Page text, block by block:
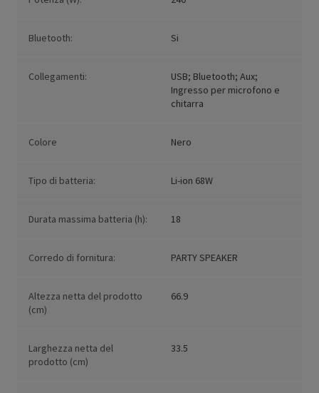
Bluetooth: Si
Collegamenti:
USB; Bluetooth; Aux;
Ingresso per microfono e
chitarra
Colore Nero
Tipo di batteria: Li-ion 68W
Durata massima batteria (h): 18
Corredo di fornitura: PARTY SPEAKER
Altezza netta del prodotto
(cm)
66.9
Larghezza netta del
prodotto (cm)
33.5